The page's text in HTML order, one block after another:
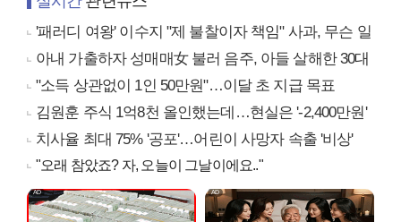
'패러디 여왕' 이수지 "제 불찰이자 책임" 사과, 무슨 일
아내 가출하자 성매매女 불러 음주, 아들 살해한 30대
"소득 상관없이 1인 50만원"…이달 초 지급 목표
김원훈 주식 1억8천 올인했는데…현실은 '-2,400만원'
치사율 최대 75% '공포'…어린이 사망자 속출 '비상'
"오래 참았죠? 자, 오늘이 그날이에요.."